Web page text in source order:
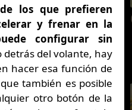
los que prefieren
y frenar en la
configurar sin
detrás del volante, hay
hacer esa función de
también es posible
otro botón de la